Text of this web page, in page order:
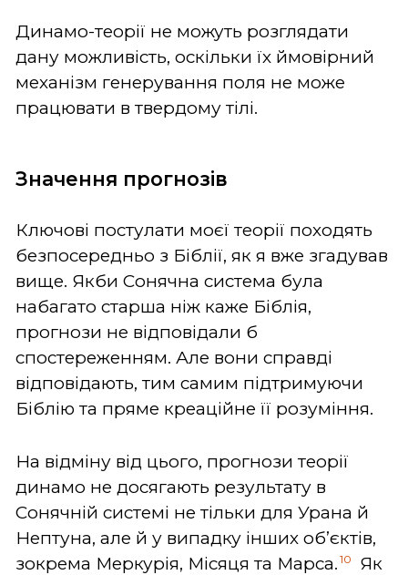
Динамо-теорії не можуть розглядати
дану можливість, оскільки їх ймовірний
механізм генерування поля не може
працювати в твердому тілі.
Значення прогнозів
Ключові постулати моєї теорії походять
безпосередньо з Біблії, як я вже згадував
вище. Якби Сонячна система була
набагато старша ніж каже Біблія,
прогнози не відповідали б
спостереженням. Але вони справді
відповідають, тим самим підтримуючи
Біблію та пряме креаційне її розуміння.
На відміну від цього, прогнози теорії
динамо не досягають результату в
Сонячній системі не тільки для Урана й
Нептуна, але й у випадку інших об’єктів,
зокрема Меркурія, Місяця та Марса. 10
Як